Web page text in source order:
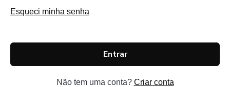
Esqueci minha senha
Entrar
Não tem uma conta? Criar conta